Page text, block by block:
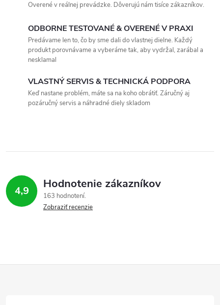
Overené v reálnej prevádzke. Dôverujú nám tisíce zákazníkov.
ODBORNE TESTOVANÉ & OVERENÉ V PRAXI
Predávame len to, čo by sme dali do vlastnej dielne. Každý
produkt porovnávame a vyberáme tak, aby vydržal, zarábal a
nesklamal
VLASTNÝ SERVIS & TECHNICKÁ PODPORA
Keď nastane problém, máte sa na koho obrátiť. Záručný aj
pozáručný servis a náhradné diely skladom
4,9 Hodnotenie zákazníkov
163 hodnotení
Zobraziť recenzie